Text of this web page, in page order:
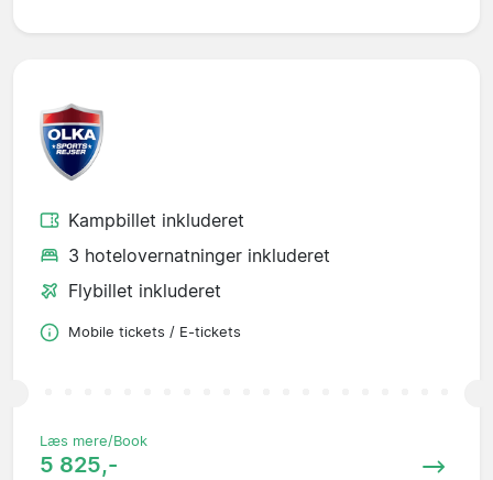
Kampbillet inkluderet
3 hotelovernatninger inkluderet
Flybillet inkluderet
Mobile tickets / E-tickets
Læs mere/Book
5 825,-